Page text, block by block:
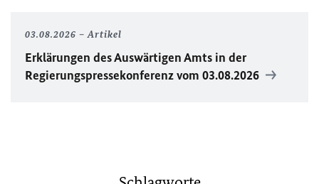
03.08.2026 Artikel
Erklärungen des Auswärtigen Amts in der
Regierungspressekonferenz vom 03.08.2026